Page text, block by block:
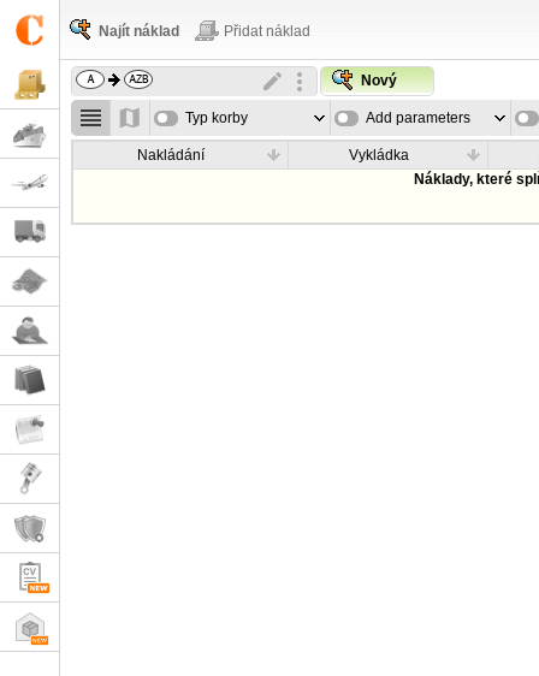
Najít náklad Přidat náklad
Nový
Typ korby Add parameters
Nakládání Vykládka
Náklady, které